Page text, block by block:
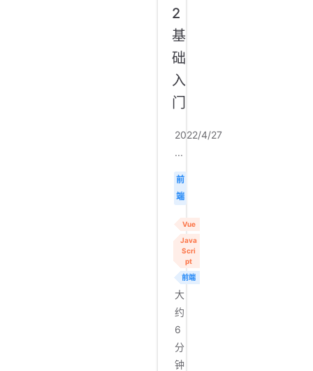
2
基
础
入
门
2022/4/27
...
前
端
Vue
Java
Scri
pt
前端
大
约
6
分
钟